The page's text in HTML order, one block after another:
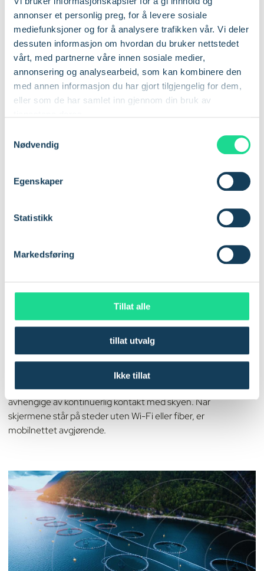
annonser et personlig preg, for å levere sosiale
mediefunksjoner og for å analysere trafikken vår. Vi deler
dessuten informasjon om hvordan du bruker nettstedet
vårt, med partnerne våre innen sosiale medier,
annonsering og analysearbeid, som kan kombinere den
med annen informasjon du har gjort tilgjengelig for dem,
eller som de har samlet inn gjennom din bruk av
Nødvendig
Egenskaper
Statistikk
Markedsføring
Tillat alle
tillat utvalg
Ikke tillat
Soolo gir drivstoffbransjen
sanntidskontroll – og halverer
transportkostnader med
«verdien av å vite»
En fremtidsrettet løsning er her: Stavanger-baserte
Soolo leverer en sensor- og programvareplattform
konnektivitet fra Com4 for å gi sanntidsoversikt over
hver tank, uansett hvor den befinner seg.
ZetaDisplay sikrer
sanntidsinformasjon i byrommet
med mobilnettet fra Com4
ZetaDisplay leverer digitale informasjonsflater som er
avhengige av kontinuerlig kontakt med skyen. Når
skjermene står på steder uten Wi-Fi eller fiber, er
mobilnettet avgjørende.